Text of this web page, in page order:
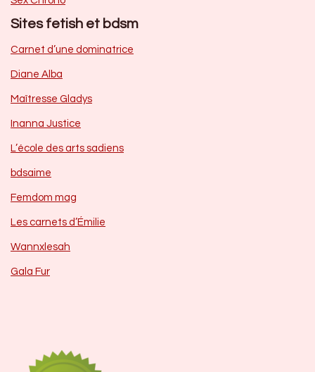
Sites fetish et bdsm
Carnet d’une dominatrice
Diane Alba
Maîtresse Gladys
Inanna Justice
L’école des arts sadiens
bdsaime
Femdom mag
Les carnets d’Émilie
Wannxlesah
Gala Fur